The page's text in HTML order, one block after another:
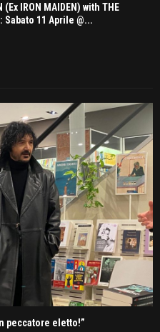
(Ex IRON MAIDEN) with THE
Sabato 11 Aprile @...
peccatore eletto!”